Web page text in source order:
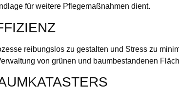
für weitere Pflegemaßnahmen dient.
reibungslos zu gestalten und Stress zu
von grünen und baumbestandenen